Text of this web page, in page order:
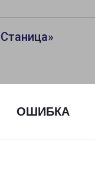
ОШИБКА